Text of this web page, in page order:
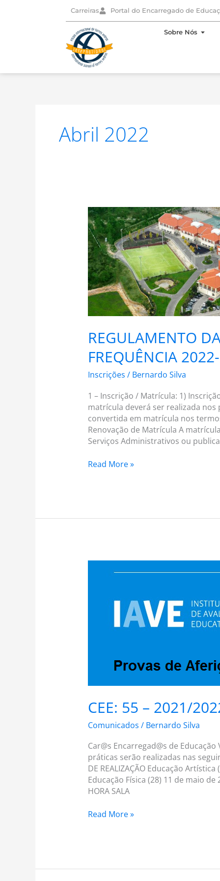
Carreiras Portal do Encarregado de
Sobre Nós
Abril 2022
REGULAMENTO
FREQUÊNCIA
Inscrições / Bernardo Silva
1 – Inscrição / Matrícula: 1)
matrícula deverá ser realizada
convertida em matrícula nos
Renovação de Matrícula A
Serviços Administrativos ou
REGULAMENTO
DAS
CONDIÇÕES
DE
FREQUÊNCIA
2022-
2023
Read More »
CEE: 55 – 2021/
Comunicados / Bernardo Silva
Car@s Encarregad@s de
práticas serão realizadas nas
DE REALIZAÇÃO Educação
Educação Física (28) 11 de maio
HORA SALA
2021/2022
Read More »